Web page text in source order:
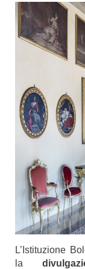
L’Istituzione
la